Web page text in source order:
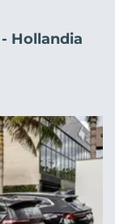
Hollandia